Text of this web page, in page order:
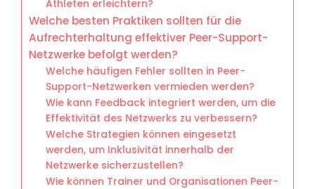
Athleten erleichtern?
Welche besten Praktiken sollten für die
Aufrechterhaltung effektiver Peer-Support-
Netzwerke befolgt werden?
Welche häufigen Fehler sollten in Peer-
Support-Netzwerken vermieden werden?
Wie kann Feedback integriert werden, um die
Effektivität des Netzwerks zu verbessern?
Welche Strategien können eingesetzt
werden, um Inklusivität innerhalb der
Netzwerke sicherzustellen?
Wie können Trainer und Organisationen Peer-